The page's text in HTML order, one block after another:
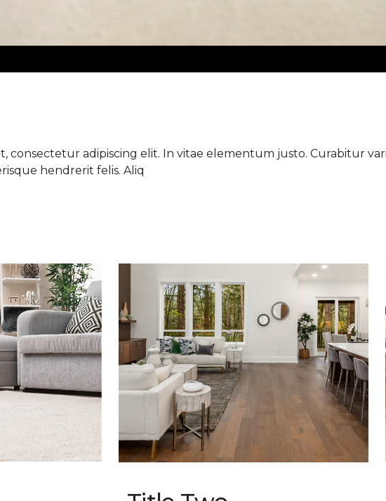
consectetur adipiscing elit. In vitae elementum justo. Curabitur
hendrerit felis. Aliq